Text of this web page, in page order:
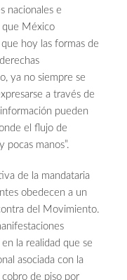
nacionales e
que México
hoy las formas de
ya no siempre se
a través de
pueden
el flujo de
manos”.
de la mandataria
obedecen a un
del Movimiento.
la realidad que se
asociada con la
de piso por